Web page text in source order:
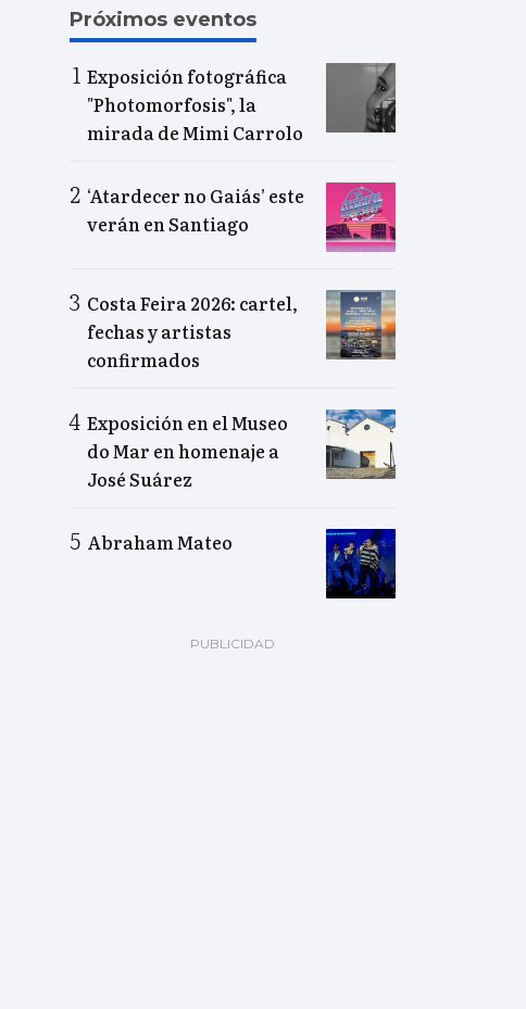
Próximos eventos
Exposición fotográfica
"Photomorfosis", la
mirada de Mimi Carrolo
‘Atardecer no Gaiás’ este
verán en Santiago
Costa Feira 2026: cartel,
fechas y artistas
confirmados
Exposición en el Museo
do Mar en homenaje a
José Suárez
Abraham Mateo